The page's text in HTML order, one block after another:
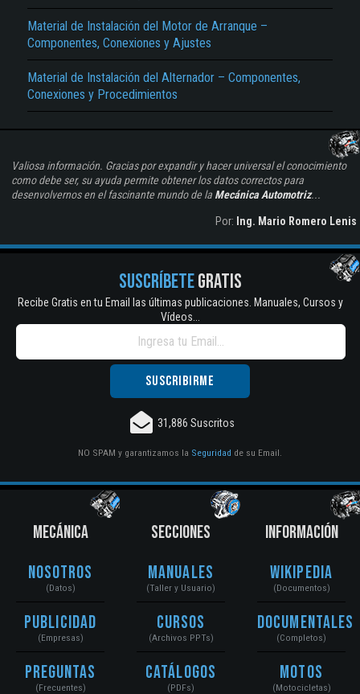
Material de Instalación del Motor de Arranque –
Componentes, Conexiones y Ajustes
Material de Instalación del Alternador – Componentes,
Conexiones y Procedimientos
Valiosa información. Gracias por expandir y hacer universal el conocimiento
como debe ser, su ayuda permite obtener los datos correctos para
desenvolvernos en el fascinante mundo de la Mecánica Automotriz...
Por: Ing. Mario Romero Lenis
SUSCRÍBETEGRATIS
Recibe Gratis en tu Email las últimas publicaciones. Manuales, Cursos y
Vídeos...
31,886 Suscritos
NO SPAM y garantizamos la Seguridad de su Email.
MECÁNICA
Nosotros
(Datos)
Publicidad
(Empresas)
Preguntas
(Frecuentes)
SECCIONES
Manuales
(Taller y Usuario)
Cursos
(Archivos PPTs)
Catálogos
(PDFs)
INFORMACIÓN
Wikipedia
(Documentos)
Documentales
(Completos)
Motos
(Motocicletas)